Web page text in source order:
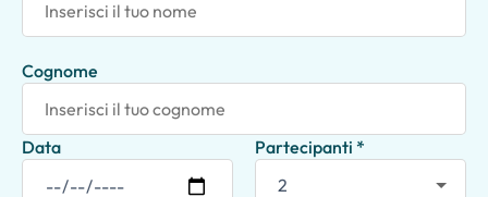
Cognome
Data Partecipanti *